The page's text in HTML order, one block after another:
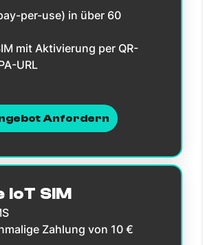
per-use) in über 60
mit Aktivierung per QR-
URL
Anfordern
IoT SIM
Zahlung von 10 €